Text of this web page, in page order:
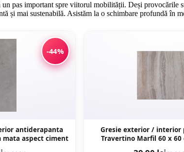
pas important spre viitorul mobilității. Deși
și mai sustenabilă. Asistăm la o schimbare profundă în
-44%
antiderapanta
Social Grey 30 x 60 cm mata aspect ciment
Gresie exterior / interior
Travertino Marfil 60 x 60 cm lucioasa